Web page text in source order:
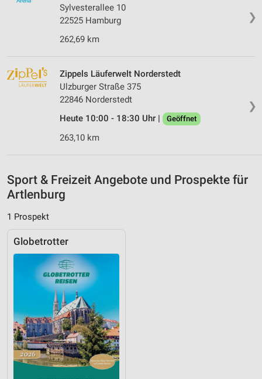
❯
Sylvesterallee 10
22525 Hamburg
262,69 km
❯
Zippels Läuferwelt Norderstedt
Ulzburger Straße 375
22846 Norderstedt
Heute 10:00 - 18:30 Uhr |
Geöffnet
263,10 km
Sport & Freizeit Angebote und Prospekte für
Artlenburg
1 Prospekt
Globetrotter
IAB-Besonderheiten:
Verwendung genauer Standortdaten
Informationen identifizieren
Nicht-IAB-Verarbeitungszwecke:
Werbung